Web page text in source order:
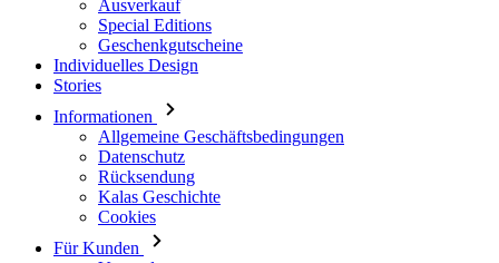
Informationen
Allgemeine Geschäftsbedingungen
Datenschutz
Rücksendung
Kalas Geschichte
Cookies
Für Kunden
Versand
Download
Haufig gestellte Fragen
Grössentabelle
Kontakt